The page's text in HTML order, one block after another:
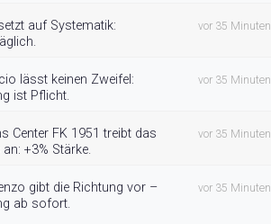
auf Systematik:
vor 35 Minuten
lässt keinen Zweifel:
ist Pflicht.
vor 35 Minuten
Center FK 1951 treibt das
+3% Stärke.
vor 35 Minuten
gibt die Richtung vor –
ab sofort.
vor 35 Minuten